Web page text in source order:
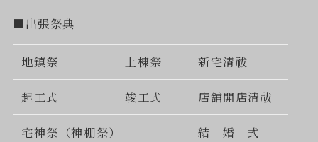
■出張祭典
地鎮祭 上棟祭 新宅清祓
起工式 竣工式 店舗開店清祓
宅神祭（神棚祭） 結 婚 式